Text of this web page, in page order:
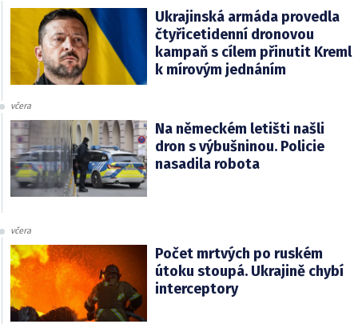
Ukrajinská armáda provedla
čtyřicetidenní dronovou
kampaň s cílem přinutit Kreml
k mírovým jednáním
včera
Na německém letišti našli
dron s výbušninou. Policie
nasadila robota
včera
Počet mrtvých po ruském
útoku stoupá. Ukrajině chybí
interceptory